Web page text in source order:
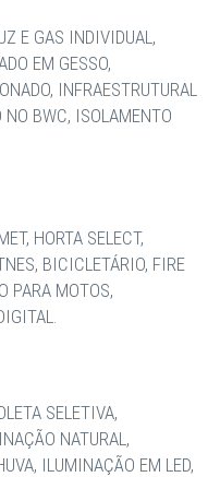
E GAS INDIVIDUAL,
EM GESSO,
INFRAESTRUTURAL
NO BWC, ISOLAMENTO
HORTA SELECT,
BICICLETÁRIO, FIRE
PARA MOTOS,
SELETIVA,
NATURAL,
ILUMINAÇÃO EM LED,